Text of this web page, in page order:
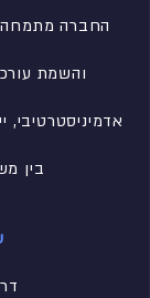
החברה מתמחה
והשמת
אדמיניסטרטיבי,
בין